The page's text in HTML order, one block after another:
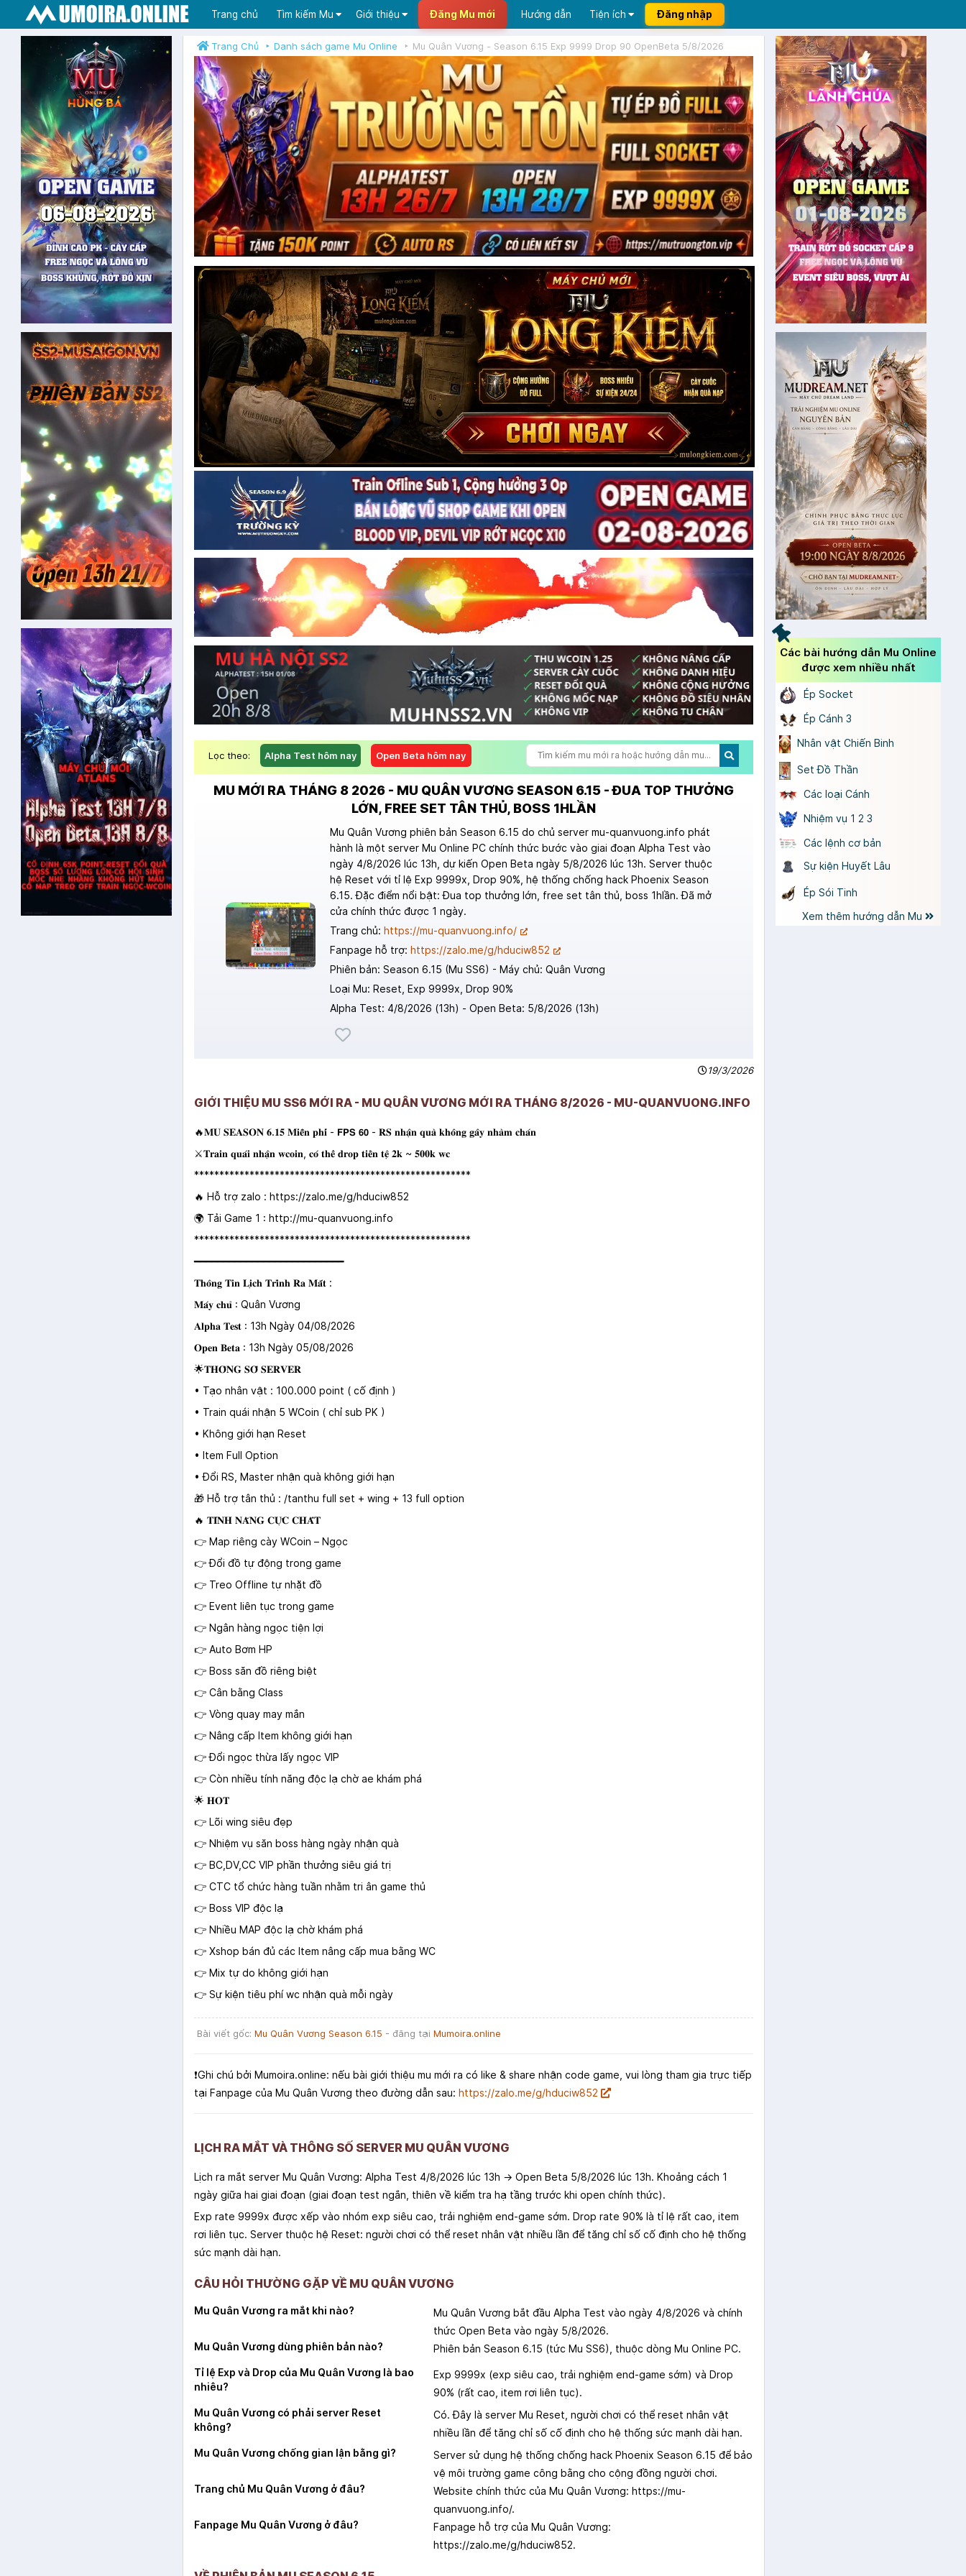
Trang chủ Tìm kiếm Mu Giới thiệu Đăng Mu mới Hướng dẫn Tiện ích Đăng nhập
Trang Chủ Danh sách game Mu Online Mu Quân Vương - Season 6.15 Exp 9999 Drop 90 OpenBeta 5/8/2026
Lọc theo: Alpha Test hôm nay Open Beta hôm nay
MU MỚI RA THÁNG 8 2026 - MU QUÂN VƯƠNG SEASON 6.15 - ĐUA TOP THƯỞNG
LỚN, FREE SET TÂN THỦ, BOSS 1HLẦN
Mu Quân Vương phiên bản Season 6.15 do chủ server mu-quanvuong.info phát
hành là một server Mu Online PC chính thức bước vào giai đoạn Alpha Test vào
ngày 4/8/2026 lúc 13h, dự kiến Open Beta ngày 5/8/2026 lúc 13h. Server thuộc
hệ Reset với tỉ lệ Exp 9999x, Drop 90%, hệ thống chống hack Phoenix Season
6.15. Đặc điểm nổi bật: Đua top thưởng lớn, free set tân thủ, boss 1hlần. Đã mở
cửa chính thức được 1 ngày.
Trang chủ: https://mu-quanvuong.info/
Fanpage hỗ trợ: https://zalo.me/g/hduciw852
Phiên bản: Season 6.15 (Mu SS6) - Máy chủ: Quân Vương
Loại Mu: Reset, Exp 9999x, Drop 90%
Alpha Test: 4/8/2026 (13h) - Open Beta: 5/8/2026 (13h)
19/3/2026
GIỚI THIỆU MU SS6 MỚI RA - MU QUÂN VƯƠNG MỚI RA THÁNG 8/2026 - MU-QUANVUONG.INFO
🔥𝐌𝐔 𝐒𝐄𝐀𝐒𝐎𝐍 𝟔.𝟏𝟓 𝐌𝐢𝐞̂̃𝐧 𝐩𝐡𝐢́ - 𝗙𝗣𝗦 𝟲𝟬 - 𝐑𝐒 𝐧𝐡𝐚̣̂𝐧 𝐪𝐮𝐚̀ 𝐤𝐡𝐨̂𝐧𝐠 𝐠𝐚̂𝐲 𝐧𝐡𝐚̀𝐦 𝐜𝐡𝐚́𝐧
⚔️𝐓𝐫𝐚𝐢𝐧 𝐪𝐮𝐚́𝐢 𝐧𝐡𝐚̣̂𝐧 𝐰𝐜𝐨𝐢𝐧, 𝐜𝐨́ 𝐭𝐡𝐞̂̉ 𝐝𝐫𝐨𝐩 𝐭𝐢𝐞̂̀𝐧 𝐭𝐞̣̂ 𝟐𝐤 ~ 𝟓𝟎𝟎𝐤 𝐰𝐜
*******************************************************
🔥 Hỗ trợ zalo : https://zalo.me/g/hduciw852
🌍 Tải Game 1 : http://mu-quanvuong.info
*******************************************************
━━━━━━━━━━━━━━━━━━━━━━━━━━
𝐓𝐡𝐨̂𝐧𝐠 𝐓𝐢𝐧 𝐋𝐢̣𝐜𝐡 𝐓𝐫𝐢̀𝐧𝐡 𝐑𝐚 𝐌𝐚̆́𝐭 :
𝐌𝐚́𝐲 𝐜𝐡𝐮̉ : Quân Vương
𝐀𝐥𝐩𝐡𝐚 𝐓𝐞𝐬𝐭 : 13h Ngày 04/08/2026
𝐎𝐩𝐞𝐧 𝐁𝐞𝐭𝐚 : 13h Ngày 05/08/2026
🌟𝐓𝐇𝐎̂𝐍𝐆 𝐒𝐎̂́ 𝐒𝐄𝐑𝐕𝐄𝐑
• Tạo nhân vật : 100.000 point ( cố định )
• Train quái nhận 5 WCoin ( chỉ sub PK )
• Không giới hạn Reset
• Item Full Option
• Đổi RS, Master nhận quà không giới hạn
🎁 Hỗ trợ tân thủ : /tanthu full set + wing + 13 full option
🔥 𝐓𝐈́𝐍𝐇 𝐍𝐀̆𝐍𝐆 𝐂𝐔̛̣𝐂 𝐂𝐇𝐀̂́𝐓
👉 Map riêng cày WCoin – Ngọc
👉 Đổi đồ tự động trong game
👉 Treo Offline tự nhặt đồ
👉 Event liên tục trong game
👉 Ngân hàng ngọc tiện lợi
👉 Auto Bơm HP
👉 Boss săn đồ riêng biệt
👉 Cân bằng Class
👉 Vòng quay may mắn
👉 Nâng cấp Item không giới hạn
👉 Đổi ngọc thừa lấy ngọc VIP
👉 Còn nhiều tính năng độc lạ chờ ae khám phá
🌟 𝐇𝐎𝐓
👉 Lõi wing siêu đẹp
👉 Nhiệm vụ săn boss hàng ngày nhận quà
👉 BC,DV,CC VIP phần thưởng siêu giá trị
👉 CTC tổ chức hàng tuần nhằm tri ân game thủ
👉 Boss VIP độc lạ
👉 Nhiều MAP độc lạ chờ khám phá
👉 Xshop bán đủ các Item nâng cấp mua bằng WC
👉 Mix tự do không giới hạn
👉 Sự kiện tiêu phí wc nhận quà mỗi ngày
Bài viết gốc: Mu Quân Vương Season 6.15 - đăng tại Mumoira.online
❗️Ghi chú bởi Mumoira.online: nếu bài giới thiệu mu mới ra có like & share nhận code game, vui lòng tham gia trực tiếp
tại Fanpage của Mu Quân Vương theo đường dẫn sau: https://zalo.me/g/hduciw852
LỊCH RA MẮT VÀ THÔNG SỐ SERVER MU QUÂN VƯƠNG
Lịch ra mắt server Mu Quân Vương: Alpha Test 4/8/2026 lúc 13h → Open Beta 5/8/2026 lúc 13h. Khoảng cách 1
ngày giữa hai giai đoạn (giai đoạn test ngắn, thiên về kiểm tra hạ tầng trước khi open chính thức).
Exp rate 9999x được xếp vào nhóm exp siêu cao, trải nghiệm end-game sớm. Drop rate 90% là tỉ lệ rất cao, item
rơi liên tục. Server thuộc hệ Reset: người chơi có thể reset nhân vật nhiều lần để tăng chỉ số cố định cho hệ thống
sức mạnh dài hạn.
CÂU HỎI THƯỜNG GẶP VỀ MU QUÂN VƯƠNG
Mu Quân Vương ra mắt khi nào?
Mu Quân Vương bắt đầu Alpha Test vào ngày 4/8/2026 và chính
thức Open Beta vào ngày 5/8/2026.
Mu Quân Vương dùng phiên bản nào?
Phiên bản Season 6.15 (tức Mu SS6), thuộc dòng Mu Online PC.
Tỉ lệ Exp và Drop của Mu Quân Vương là bao
nhiêu?
Exp 9999x (exp siêu cao, trải nghiệm end-game sớm) và Drop
90% (rất cao, item rơi liên tục).
Mu Quân Vương có phải server Reset
không?
Có. Đây là server Mu Reset, người chơi có thể reset nhân vật
nhiều lần để tăng chỉ số cố định cho hệ thống sức mạnh dài hạn.
Mu Quân Vương chống gian lận bằng gì?
Server sử dụng hệ thống chống hack Phoenix Season 6.15 để bảo
vệ môi trường game công bằng cho cộng đồng người chơi.
Trang chủ Mu Quân Vương ở đâu?
Website chính thức của Mu Quân Vương: https://mu-
quanvuong.info/.
Fanpage Mu Quân Vương ở đâu?
Fanpage hỗ trợ của Mu Quân Vương:
https://zalo.me/g/hduciw852.
Các bài hướng dẫn Mu Online
được xem nhiều nhất
Ép Socket
Ép Cánh 3
Nhân vật Chiến Binh
Set Đồ Thần
Các loại Cánh
Nhiệm vụ 1 2 3
Các lệnh cơ bản
Sự kiện Huyết Lâu
Ép Sói Tinh
Xem thêm hướng dẫn Mu